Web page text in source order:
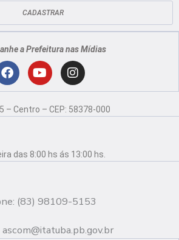
CADASTRAR
a Prefeitura nas Mídias
F
c
o
o
Y
u
b
e
I
n
s
g
r
– Centro – CEP: 58378-000
das 8:00 hs ás 13:00 hs.
(83) 98109-5153
ascom@itatuba.pb.gov.br